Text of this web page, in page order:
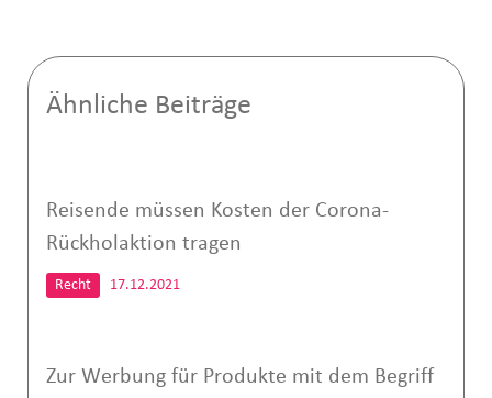
Ähnliche Beiträge
Reisende müssen Kosten der Corona-
Rückholaktion tragen
Recht 17.12.2021
Zur Werbung für Produkte mit dem Begriff